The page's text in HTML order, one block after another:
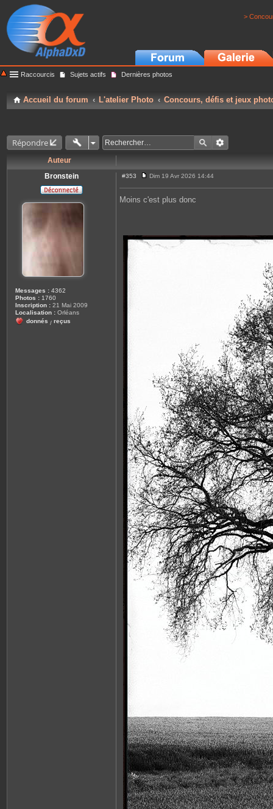
>
Raccourcis Sujets actifs Dernières photos
Accueil du forum L'atelier Photo Concours, défis et jeux
Répondre
Auteur
Bronstein
Messages : 4362
Photos : 1760
Inscription : 21 Mai 2009
Localisation : Orléans
donnés / reçus
#353
e
s
s
Dim 19 Avr 2026 14:44
Moins c'est plus donc